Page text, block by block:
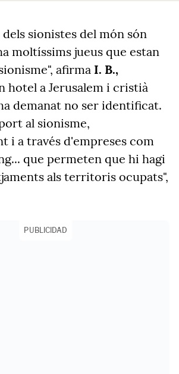
sionistes del món són
moltíssims jueus que estan
afirma I. B.,
hotel a Jerusalem i cristià
demanat no ser identificat.
al sionisme,
i a través d'empreses com
que permeten que hi hagi
als territoris ocupats",
PUBLICIDAD